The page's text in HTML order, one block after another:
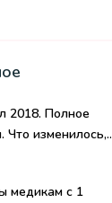
2018. Полное
медикам с 1